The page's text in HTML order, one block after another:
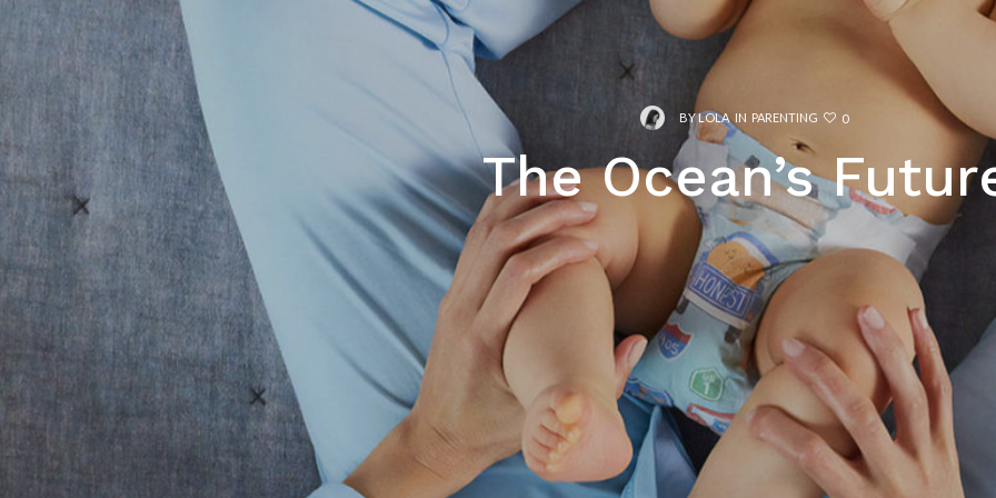
BYLOLA IN PARENTING 0
The Ocean’s